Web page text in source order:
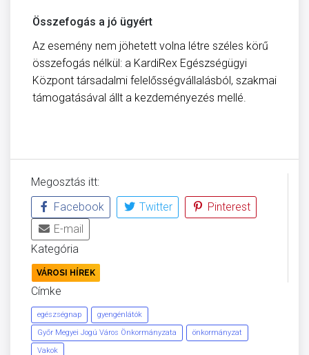
Összefogás a jó ügyért
Az esemény nem jöhetett volna létre széles körű
összefogás nélkül: a KardiRex Egészségügyi
Központ társadalmi felelősségvállalásból, szakmai
támogatásával állt a kezdeményezés mellé.
Megosztás itt:
Facebook
Twitter
Pinterest
E-mail
Kategória
VÁROSI HÍREK
Címke
egészségnap
gyengénlátók
Győr Megyei Jogú Város Önkormányzata
önkormányzat
Vakok